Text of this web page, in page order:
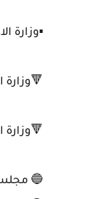
▪️وزارة
🔻وزارة
🔻وزارة
🔵 مجلس